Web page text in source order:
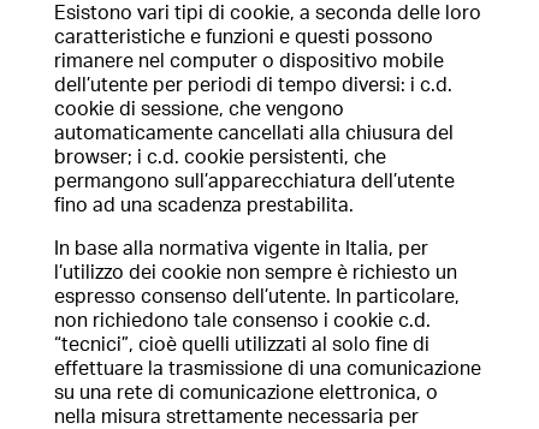
Esistono vari tipi di cookie, a seconda delle loro
caratteristiche e funzioni e questi possono
rimanere nel computer o dispositivo mobile
dell’utente per periodi di tempo diversi: i c.d.
cookie di sessione, che vengono
automaticamente cancellati alla chiusura del
browser; i c.d. cookie persistenti, che
permangono sull’apparecchiatura dell’utente
fino ad una scadenza prestabilita.
In base alla normativa vigente in Italia, per
l’utilizzo dei cookie non sempre è richiesto un
espresso consenso dell’utente. In particolare,
non richiedono tale consenso i cookie c.d.
“tecnici”, cioè quelli utilizzati al solo fine di
effettuare la trasmissione di una comunicazione
su una rete di comunicazione elettronica, o
nella misura strettamente necessaria per